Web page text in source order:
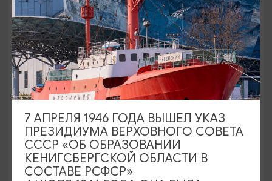
оздоровления детей и подростков
«Юность»
Светлогорск, ул. Балтийская, 25 а
7 АПРЕЛЯ 1946 ГОДА ВЫШЕЛ УКАЗ
ПРЕЗИДИУМА ВЕРХОВНОГО СОВЕТА
СССР «ОБ ОБРАЗОВАНИИ
КЕНИГСБЕРГСКОЙ ОБЛАСТИ В
СОСТАВЕ РСФСР»